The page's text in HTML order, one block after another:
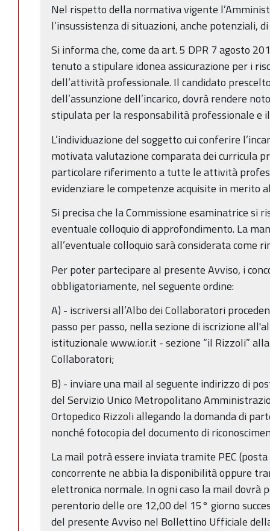
Nel rispetto della normativa vigente
l’insussistenza di situazioni, anche potenziali,
Si informa che, come da art. 5 DPR 7 agosto
tenuto a stipulare idonea assicurazione per i
dell’attività professionale. Il candidato
dell’assunzione dell’incarico, dovrà rendere
stipulata per la responsabilità professionale e
L’individuazione del soggetto cui conferire
motivata valutazione comparata dei curricula
particolare riferimento a tutte le attività
evidenziare le competenze acquisite in merito
Si precisa che la Commissione esaminatrice si
eventuale colloquio di approfondimento. La
all’eventuale colloquio sarà considerata come
Per poter partecipare al presente Avviso, i
obbligatoriamente, nel seguente ordine:
A) - iscriversi all’Albo dei Collaboratori
passo per passo, nella sezione di iscrizione
istituzionale www.ior.it - sezione “il Rizzoli”
Collaboratori;
B) - inviare una mail al seguente indirizzo di
del Servizio Unico Metropolitano
Ortopedico Rizzoli allegando la domanda di
nonché fotocopia del documento di
La mail potrà essere inviata tramite PEC
concorrente ne abbia la disponibilità oppure
elettronica normale. In ogni caso la mail dovrà
perentorio delle ore 12,00 del 15° giorno
del presente Avviso nel Bollettino Ufficiale